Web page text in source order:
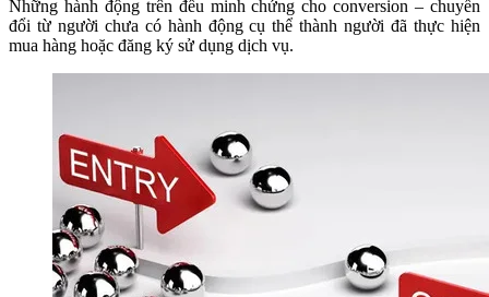
Những hành động trên đều minh chứng cho conversion – chuyển
đổi từ người chưa có hành động cụ thể thành người đã thực hiện
mua hàng hoặc đăng ký sử dụng dịch vụ.